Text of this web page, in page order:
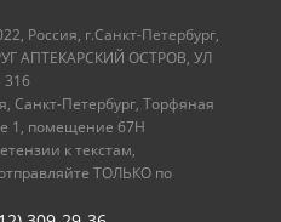
Россия, г.Санкт-Петербург,
АПТЕКАРСКИЙ ОСТРОВ, УЛ
Санкт-Петербург, Торфяная
1, помещение 67Н
к текстам,
ТОЛЬКО по